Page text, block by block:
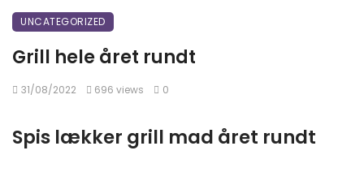
UNCATEGORIZED
Grill hele året rundt
31/08/2022 696 views 0
Spis lækker grill mad året rundt